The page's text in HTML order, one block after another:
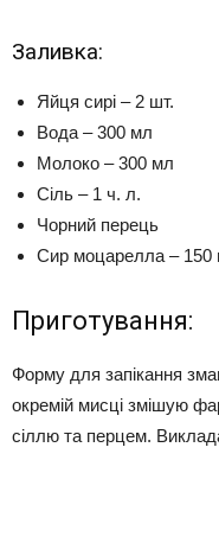
Заливка:
Яйця сирі – 2 шт.
Вода – 300 мл
Молоко – 300 мл
Сіль – 1 ч. л.
Чорний перець
Сир моцарелла – 150
Приготування:
Форму для запікання
окремій мисці змішую
сіллю та перцем.